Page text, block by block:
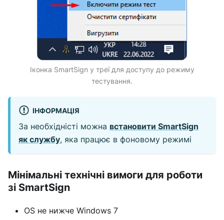
Іконка SmartSign у треї для доступу до режиму
тестування.
ІНФОРМАЦІЯ
За необхідністі можна встановити SmartSign
як службу, яка працює в фоновому режимі
Мінімальні технічні вимоги для роботи
зі SmartSign
OS не нижче Windows 7